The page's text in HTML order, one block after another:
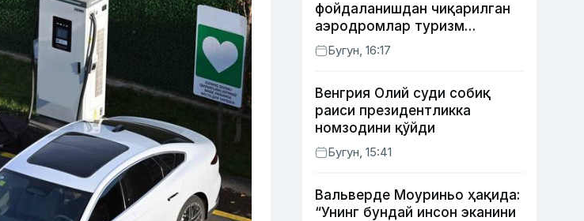
фойдаланишдан чиқарилган
аэродромлар туризм
мақсадида ижарага
берилиши мумкин
Бугун, 16:17
Венгрия Олий суди собиқ
раиси президентликка
номзодини қўйди
Бугун, 15:41
Вальверде Моуриньо ҳақида:
“Унинг бундай инсон эканини